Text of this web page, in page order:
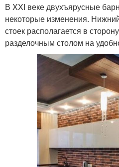
В XXI веке двухъярусные
некоторые изменения.
стоек располагается в
разделочным столом на